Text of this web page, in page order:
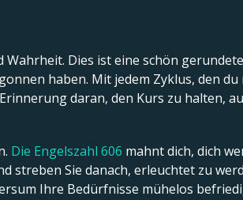
Dies ist eine schön
haben. Mit jedem Zyklus, den du
daran, den Kurs zu halten,
Die Engelszahl 606 mahnt dich, dich
Sie danach, erleuchtet zu
Ihre Bedürfnisse mühelos